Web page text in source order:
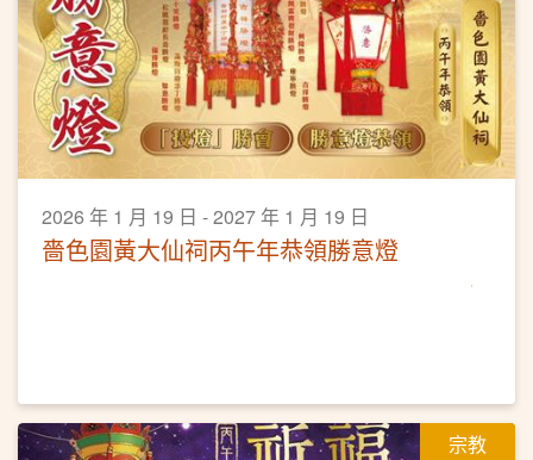
2026 年 1 月 19 日 - 2027 年 1 月 19 日
嗇色園黃大仙祠丙午年恭領勝意燈
宗教